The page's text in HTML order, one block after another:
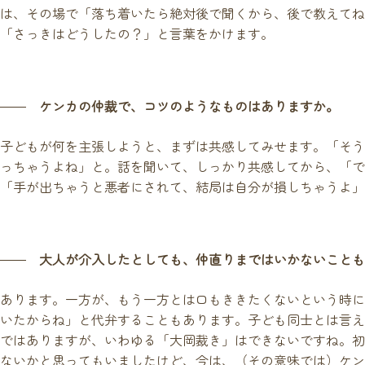
は、その場で「落ち着いたら絶対後で聞くから、後で教えて
「さっきはどうしたの？」と言葉をかけます。
ケンカの仲裁で、コツのようなものはありますか。
子どもが何を主張しようと、まずは共感してみせます。「そ
っちゃうよね」と。話を聞いて、しっかり共感してから、「
「手が出ちゃうと悪者にされて、結局は自分が損しちゃうよ
大人が介入したとしても、仲直りまではいかないこと
あります。一方が、もう一方とは口もききたくないという時
いたからね」と代弁することもあります。子ども同士とは言
ではありますが、いわゆる「大岡裁き」はできないですね。
ないかと思ってもいましたけど、今は、（その意味では）ケ